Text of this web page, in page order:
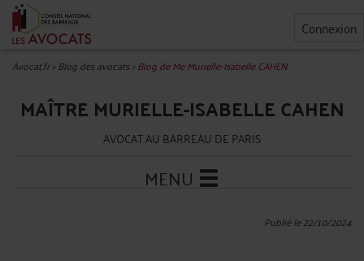
Connexion
Avocat.fr>Blog des avocats>Blog de Me Murielle-Isabelle CAHEN
MAÎTRE MURIELLE-ISABELLE CAHEN
AVOCAT AU BARREAU DE PARIS
MENU
Publié le 22/10/2024